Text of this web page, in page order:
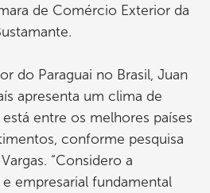
de Comércio Exterior da
do Paraguai no Brasil, Juan
apresenta um clima de
entre os melhores países
conforme pesquisa
“Considero a
empresarial fundamental